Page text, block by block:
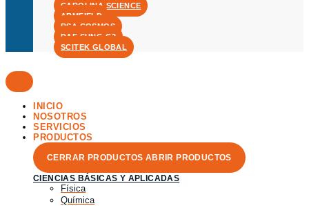
CAROLINA SCIENCE
ARMFIELD
RSA COSMOS
DAE SUNG G3
SCITEK GLOBAL
INICIO
NOSOTROS
SERVICIOS
PRODUCTOS
CERRAR PRODUCTOS ABRIR PRODUCTOS
CIENCIAS BÁSICAS Y APLICADAS
Física
Química